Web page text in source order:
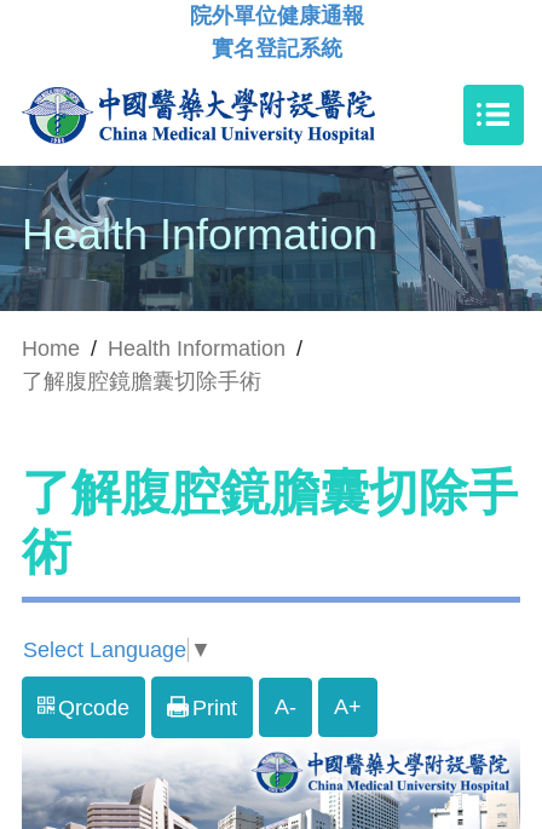
院外單位健康通報
實名登記系統
Health Information
Home / Health Information /
了解腹腔鏡膽囊切除手術
了解腹腔鏡膽囊切除手
術
Select Language ▼
Qrcode Print A- A+